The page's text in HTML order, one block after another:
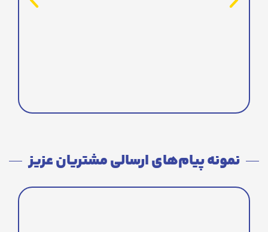
نمونه پیام‌های ارسالی مشتریان عزیز